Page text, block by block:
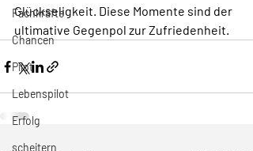
Fachkräfte
Chancen
Pilot
Lebenspilot
Erfolg
scheitern
Glückseligkeit. Diese Momente sind der
ultimative Gegenpol zur Zufriedenheit.